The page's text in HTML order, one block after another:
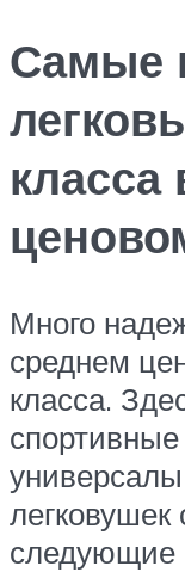
Самые
класса
Много
среднем
класса.
следующие